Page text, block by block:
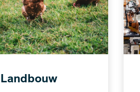
Landbouw